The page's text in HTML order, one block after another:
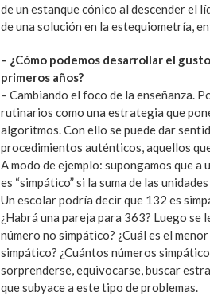
de un estanque cónico al descender el
de una solución en la estequiometría,
– ¿Cómo podemos desarrollar el
primeros años?
– Cambiando el foco de la enseñanza.
rutinarios como una estrategia que
algoritmos. Con ello se puede dar
procedimientos auténticos, aquellos
A modo de ejemplo: supongamos que
es “simpático” si la suma de las
Un escolar podría decir que 132 es
¿Habrá una pareja para 363? Luego
número no simpático? ¿Cuál es el
simpático? ¿Cuántos números
sorprenderse, equivocarse, buscar
que subyace a este tipo de problemas.